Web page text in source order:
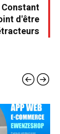
Constant
d'être